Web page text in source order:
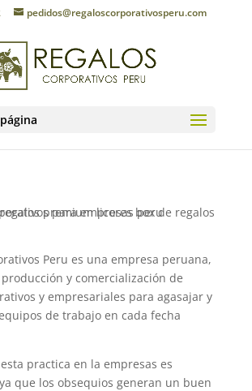
pedidos@regaloscorporativosperu.com
Peru es una empresa peruana,
y comercialización de
y empresariales para agasajar y
de trabajo en cada fecha
practica en la empresas es
que los obsequios generan un buen